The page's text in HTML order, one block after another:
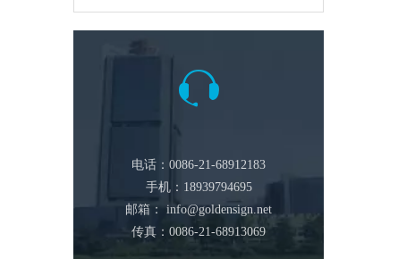
电话：0086-21-68912183
手机：18939794695
邮箱： info@goldensign.net
传真：0086-21-68913069